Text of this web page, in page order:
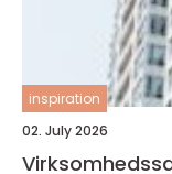
inspiration
02. July 2026